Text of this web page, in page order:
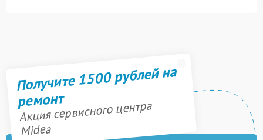
Получите 1500 рублей на
ремонт
Акция сервисного центра
Midea